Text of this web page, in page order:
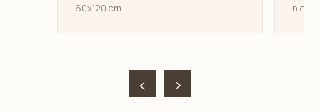
‹
60x120 cm
›